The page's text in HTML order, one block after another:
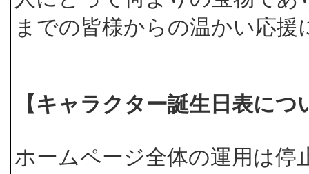
までの皆様からの温かい応
【キャラクター誕生日表に
ホームページ全体の運用は停